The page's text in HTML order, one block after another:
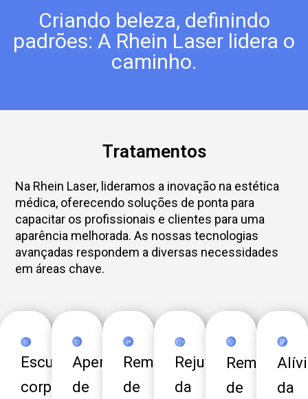
Criando beleza, definindo
padrões: A Rhein Laser lidera o
caminho.
Tratamentos
Na Rhein Laser, lideramos a inovação na estética
médica, oferecendo soluções de ponta para
capacitar os profissionais e clientes para uma
aparência melhorada. As nossas tecnologias
avançadas respondem a diversas necessidades
em áreas chave.
Escultura
corporal
Aperto
de
Remoção
de
Rejuvenescimento
da
Remoção
de
da